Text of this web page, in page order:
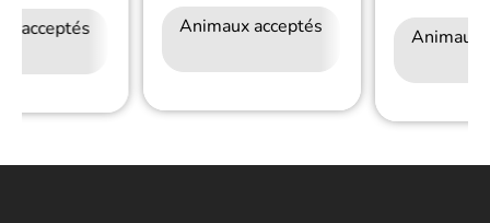
acceptés
Accès Internet
Restauration
Animaux acceptés
Accès Internet
Animaux